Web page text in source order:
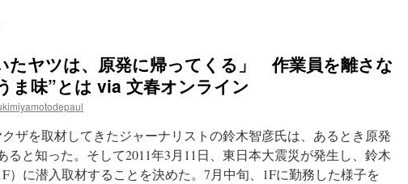
たヤツは、原発に帰ってくる」 作業員を離さな
ま味”とは via 文春オンライン
ザを取材してきたジャーナリストの鈴木智彦氏は、あるとき原発
ると知った。そして2011年3月11日、東日本大震災が発生し、鈴木
）に潜入取材することを決めた。7月中旬、1Fに勤務した様子を